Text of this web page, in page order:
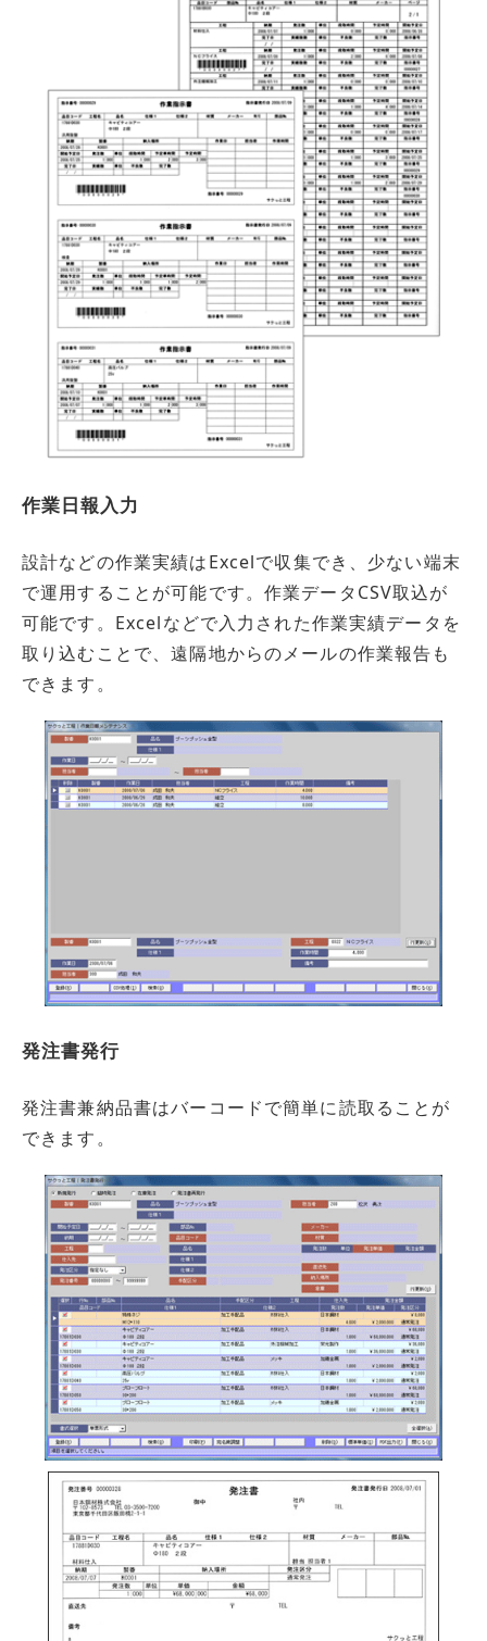
作業日報入力
設計などの作業実績はExcelで収集でき、少ない端末
で運用することが可能です。作業データCSV取込が
可能です。Excelなどで入力された作業実績データを
取り込むことで、遠隔地からのメールの作業報告も
できます。
発注書発行
発注書兼納品書はバーコードで簡単に読取ることが
できます。